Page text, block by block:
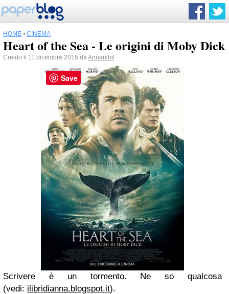
HOME › CINEMA
Heart of the Sea - Le origini di Moby Dick
Creato il 11 dicembre 2015 daAnnanihil
Scrivere è un tormento. Ne so qualcosa
(vedi: ilibridianna.blogspot.it).
Save